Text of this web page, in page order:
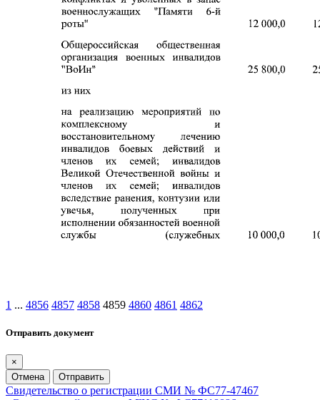
1 ... 4856 4857 4858 4859 4860 4861 4862
Отправить документ
×
Отмена
Отправить
Свидетельство о регистрации СМИ № ФС77-47467